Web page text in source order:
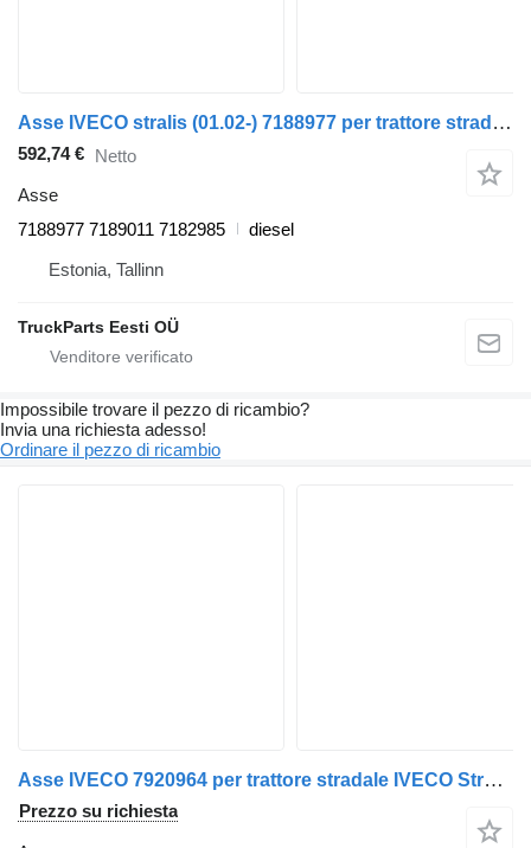
Asse IVECO stralis (01.02-) 7188977 per trattore stradale IVECO Stralis, Trakker (2002-)
592,74 € Netto
Asse
7188977 7189011 7182985
diesel
Estonia, Tallinn
TruckParts Eesti OÜ
Impossibile trovare il pezzo di ricambio?
Invia una richiesta adesso!
Ordinare il pezzo di ricambio
Asse IVECO 7920964 per trattore stradale IVECO Stralis
Prezzo su richiesta